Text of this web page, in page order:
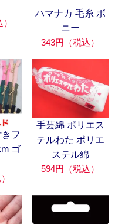
ハマナカ 毛糸 ボ
ニー
343円（税込）
フ
ゴ
手芸綿 ポリエス
テルわた ポリエ
ステル綿
594円（税込）